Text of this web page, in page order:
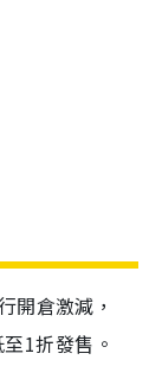
開倉激減，
1折發售。